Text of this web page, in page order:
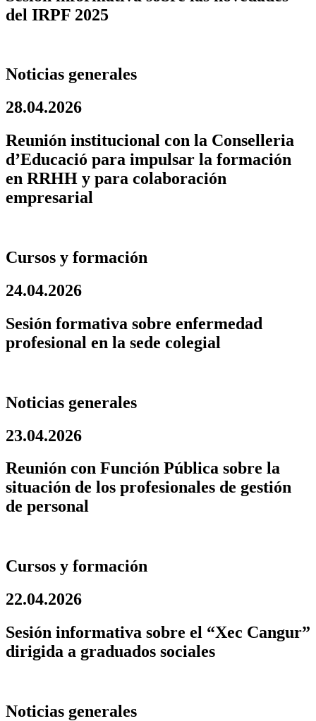
del IRPF 2025
Noticias generales
28.04.2026
Reunión institucional con la Conselleria
d’Educació para impulsar la formación
en RRHH y para colaboración
empresarial
Cursos y formación
24.04.2026
Sesión formativa sobre enfermedad
profesional en la sede colegial
Noticias generales
23.04.2026
Reunión con Función Pública sobre la
situación de los profesionales de gestión
de personal
Cursos y formación
22.04.2026
Sesión informativa sobre el “Xec Cangur”
dirigida a graduados sociales
Noticias generales